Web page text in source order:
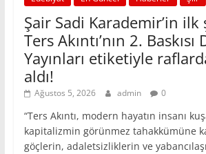
Şair Sadi Karademir’in ilk
Ters Akıntı’nın 2. Baskısı
Yayınları etiketiyle
aldı!
Ağustos 5, 2026 admin 0
“Ters Akıntı, modern hayatın insanı
kapitalizmin görünmez tahakkümüne
göçlerin, adaletsizliklerin ve